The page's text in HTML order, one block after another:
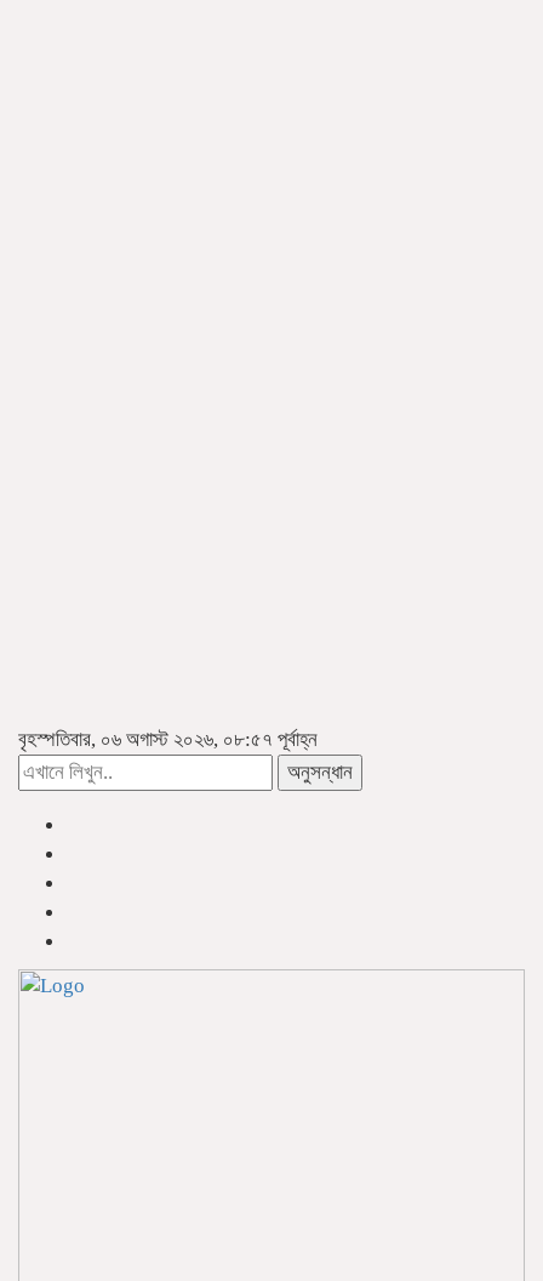
বৃহস্পতিবার, ০৬ অগাস্ট ২০২৬, ০৮:৫৭ পূর্বাহ্ন
অনুসন্ধান